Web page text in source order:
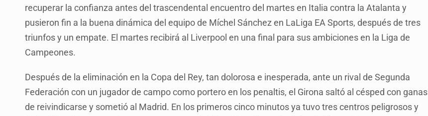
recuperar la confianza antes del trascendental encuentro del martes en Italia contra la Atalanta y
pusieron fin a la buena dinámica del equipo de Míchel Sánchez en LaLiga EA Sports, después de tres
triunfos y un empate. El martes recibirá al Liverpool en una final para sus ambiciones en la Liga de
Campeones.
Después de la eliminación en la Copa del Rey, tan dolorosa e inesperada, ante un rival de Segunda
Federación con un jugador de campo como portero en los penaltis, el Girona saltó al césped con ganas
de reivindicarse y sometió al Madrid. En los primeros cinco minutos ya tuvo tres centros peligrosos y